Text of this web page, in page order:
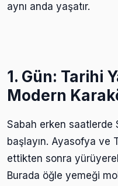
aynı anda yaşatır.
1. Gün: Tarihi
Modern
Sabah erken saatlerde
başlayın. Ayasofya ve
ettikten sonra
Burada öğle yemeği